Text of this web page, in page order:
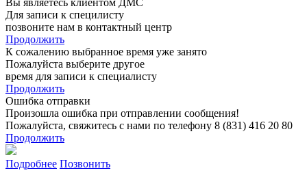
Для записи к специлисту
позвоните нам в контактный центр
Продолжить
К сожалению выбранное время уже занято
Пожалуйста выберите другое
время для записи к специалисту
Продолжить
Ошибка отправки
Произошла ошибка при отправлении сообщения!
Пожалуйста, свяжитесь с нами по телефону 8 (831) 416 20 80
Продолжить
Подробнее Позвонить